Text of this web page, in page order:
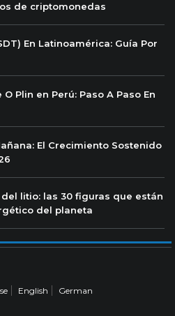
de criptomonedas
En Latinoamérica: Guía Por
Plin en Perú: Paso A Paso En
El Crecimiento Sostenido
litio: las 30 figuras que están
del planeta
English German